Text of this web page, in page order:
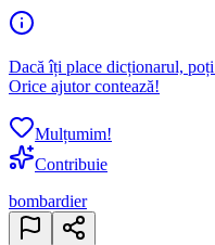
Dacă îți place dicționarul,
Orice ajutor contează!
Mulțumim!
Contribuie
bombardier